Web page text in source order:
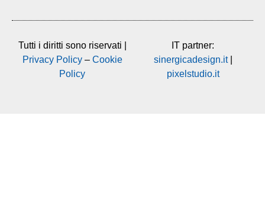
Tutti i diritti sono riservati |
Privacy Policy– Cookie
Policy
IT partner:
sinergicadesign.it|
pixelstudio.it